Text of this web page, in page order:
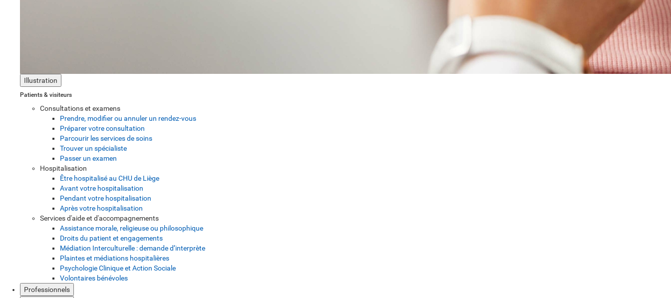
Illustration
Patients & visiteurs
Consultations et examens
Prendre, modifier ou annuler un rendez-vous
Préparer votre consultation
Parcourir les services de soins
Trouver un spécialiste
Passer un examen
Hospitalisation
Être hospitalisé au CHU de Liège
Avant votre hospitalisation
Pendant votre hospitalisation
Après votre hospitalisation
Services d'aide et d'accompagnements
Assistance morale, religieuse ou philosophique
Droits du patient et engagements
Médiation Interculturelle : demande d’interprète
Plaintes et médiations hospitalières
Psychologie Clinique et Action Sociale
Volontaires bénévoles
Professionnels